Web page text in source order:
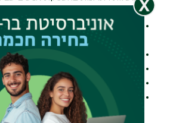
גיוון תעסוקתי ואקלים ארגוני
ניהול אדם עם מוגבלות - קליטה
לאורך תקופת העבודה, סוגיות נוספות
מיצוי זכויות המעסיק
ניתוח צרכי העסק והזדמנויות העסקה